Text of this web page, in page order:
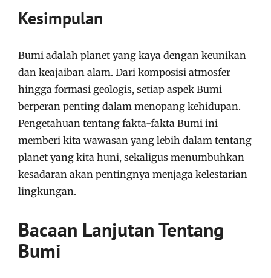
Kesimpulan
Bumi adalah planet yang kaya dengan keunikan
dan keajaiban alam. Dari komposisi atmosfer
hingga formasi geologis, setiap aspek Bumi
berperan penting dalam menopang kehidupan.
Pengetahuan tentang fakta-fakta Bumi ini
memberi kita wawasan yang lebih dalam tentang
planet yang kita huni, sekaligus menumbuhkan
kesadaran akan pentingnya menjaga kelestarian
lingkungan.
Bacaan Lanjutan Tentang
Bumi